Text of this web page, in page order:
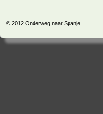
© 2012 Onderweg naar Spanje